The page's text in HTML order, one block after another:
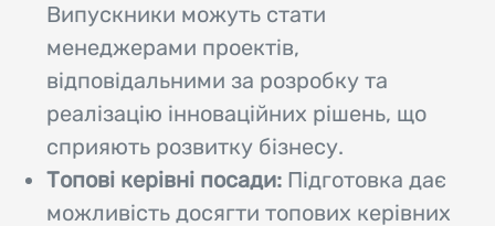
Випускники можуть стати
менеджерами проектів,
відповідальними за розробку та
реалізацію інноваційних рішень, що
сприяють розвитку бізнесу.
Топові керівні посади: Підготовка дає
можливість досягти топових керівних